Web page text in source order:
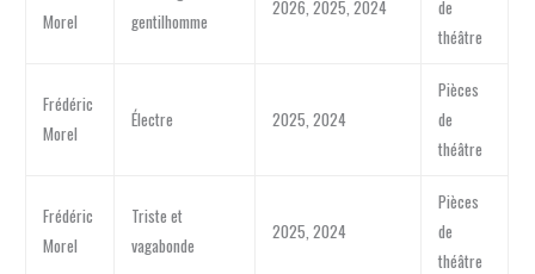
Morel
gentilhomme
2026, 2025, 2024
de
théâtre
Frédéric
Morel
Électre 2025, 2024
Pièces
de
théâtre
Frédéric
Morel
Triste et
vagabonde
2025, 2024
Pièces
de
théâtre